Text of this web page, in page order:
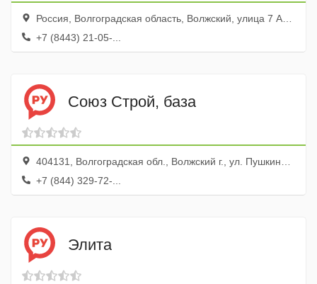
Россия, Волгоградская область, Волжский, улица 7 Автодорога, 6В
+7 (8443) 21-05-...
Союз Строй, база
404131, Волгоградская обл., Волжский г., ул. Пушкина, 87
+7 (844) 329-72-...
Элита